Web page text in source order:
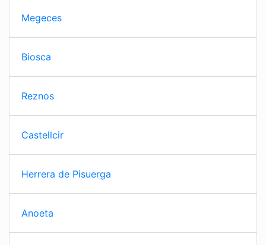
Megeces
Biosca
Reznos
Castellcir
Herrera de Pisuerga
Anoeta